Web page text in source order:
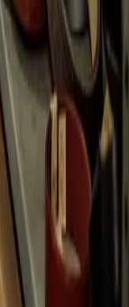
com um
tenha que comprar
Isso é bom para se
perigoso em um
mesmo trabalhar
para itens com
seus
em todos os
de consumo: isso
de compras